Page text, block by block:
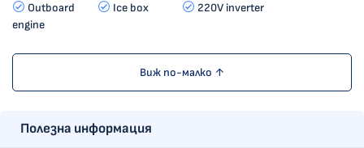
Outboard
engine
Ice box 220V inverter
Виж по-малко ↑
Полезна информация